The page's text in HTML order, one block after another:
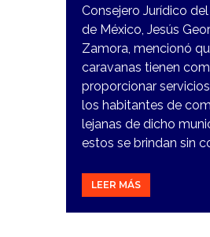
Consejero Jurídico
de México, Jesús
Zamora, mencionó
caravanas tienen
proporcionar
los habitantes de
lejanas de dicho
estos se brindan sin
LEER MÁS
15